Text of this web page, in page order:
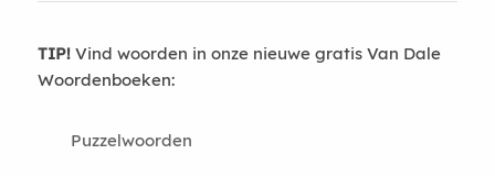
TIP!Vind woorden in onze nieuwe gratis Van Dale
Woordenboeken:
Puzzelwoorden